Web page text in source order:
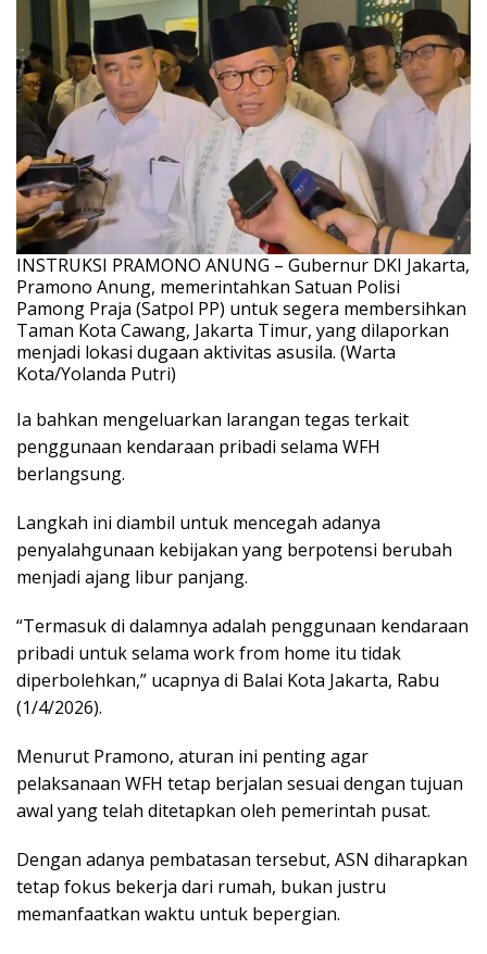
INSTRUKSI PRAMONO ANUNG – Gubernur DKI Jakarta,
Pramono Anung, memerintahkan Satuan Polisi
Pamong Praja (Satpol PP) untuk segera membersihkan
Taman Kota Cawang, Jakarta Timur, yang dilaporkan
menjadi lokasi dugaan aktivitas asusila. (Warta
Kota/Yolanda Putri)
Ia bahkan mengeluarkan larangan tegas terkait
penggunaan kendaraan pribadi selama WFH
berlangsung.
Langkah ini diambil untuk mencegah adanya
penyalahgunaan kebijakan yang berpotensi berubah
menjadi ajang libur panjang.
“Termasuk di dalamnya adalah penggunaan kendaraan
pribadi untuk selama work from home itu tidak
diperbolehkan,” ucapnya di Balai Kota Jakarta, Rabu
(1/4/2026).
Menurut Pramono, aturan ini penting agar
pelaksanaan WFH tetap berjalan sesuai dengan tujuan
awal yang telah ditetapkan oleh pemerintah pusat.
Dengan adanya pembatasan tersebut, ASN diharapkan
tetap fokus bekerja dari rumah, bukan justru
memanfaatkan waktu untuk bepergian.